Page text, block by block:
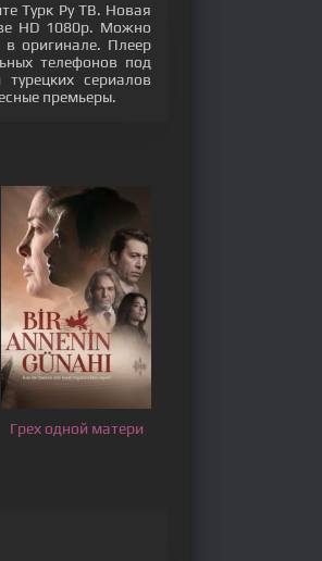
Турк Ру ТВ. Новая
HD 1080p. Можно
в оригинале. Плеер
телефонов под
сериалов
премьеры.
Грех одной матери